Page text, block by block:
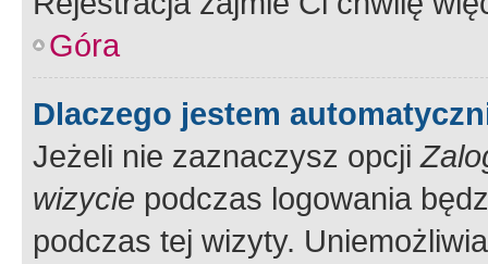
Góra
Dlaczego jestem
Jeżeli nie zaznaczysz opcji
wizycie podczas logowania
podczas tej wizyty.